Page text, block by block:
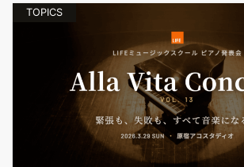
TOPICS